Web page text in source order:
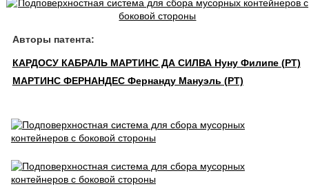
Авторы патента:
КАРДОСУ КАБРАЛЬ МАРТИНС ДА СИЛВА Нуну Филипе (PT)
МАРТИНС ФЕРНАНДЕС Фернанду Мануэль (PT)